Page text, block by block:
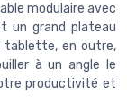
modulaire avec
un grand plateau
tablette, en outre,
à un angle le
productivité et